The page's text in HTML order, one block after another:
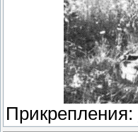
Прикрепления: